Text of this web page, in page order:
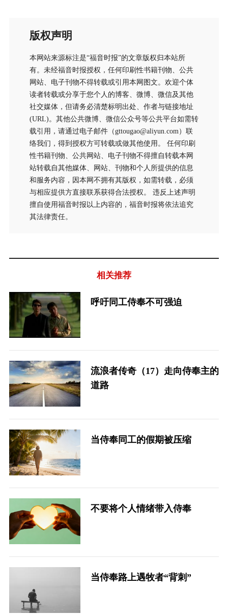
版权声明
本网站来源标注是“福音时报”的文章版权归本站所
有。未经福音时报授权，任何印刷性书籍刊物、公共
网站、电子刊物不得转载或引用本网图文。欢迎个体
读者转载或分享于您个人的博客、微博、微信及其他
社交媒体，但请务必清楚标明出处、作者与链接地址
(URL)。其他公共微博、微信公众号等公共平台如需转
载引用，请通过电子邮件（gttougao@aliyun.com）联
络我们，得到授权方可转载或做其他使用。 任何印刷
性书籍刊物、公共网站、电子刊物不得擅自转载本网
站转载自其他媒体、网站、刊物和个人所提供的信息
和服务内容，因本网不拥有其版权，如需转载，必须
与相应提供方直接联系获得合法授权。 违反上述声明
擅自使用福音时报以上内容的，福音时报将依法追究
其法律责任。
相关推荐
呼吁同工侍奉不可强迫
流浪者传奇（17）走向侍奉主的
道路
当侍奉同工的假期被压缩
不要将个人情绪带入侍奉
当侍奉路上遇牧者“背刺”